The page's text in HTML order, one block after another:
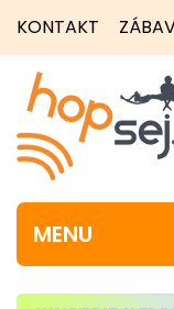
KONTAKT
MENU